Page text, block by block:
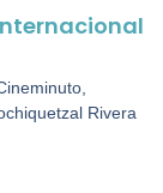
Rivera